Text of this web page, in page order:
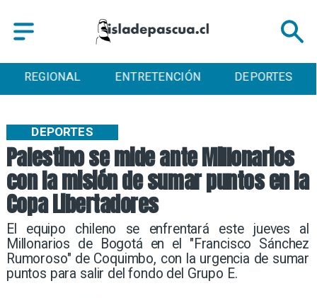
ENTRETENCIÓN DEPORTES CULTURA
Palestino se mide ante Millonarios
con la misión de sumar puntos en la
Copa Libertadores
​El equipo chileno se enfrentará este jueves al
Millonarios de Bogotá en el "Francisco Sánchez
Rumoroso" de Coquimbo, con la urgencia de sumar
puntos para salir del fondo del Grupo E.
DEPORTES